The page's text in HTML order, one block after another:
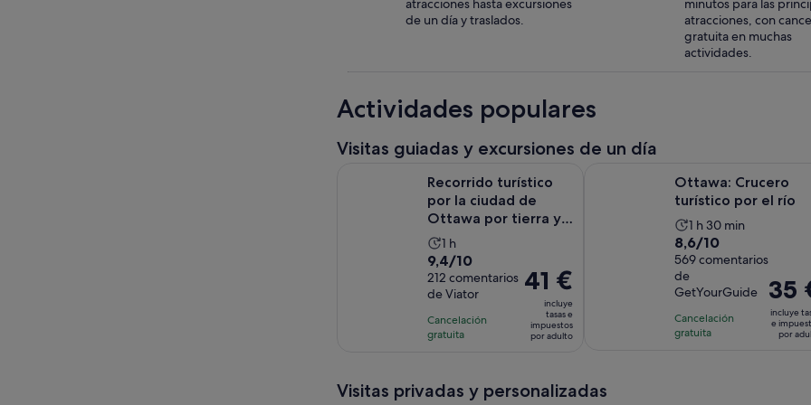
atracciones hasta excursiones
de un día y traslados.
minutos para las
atracciones, con
gratuita en muchas
actividades.
Actividades populares
Visitas guiadas y excursiones de un día
Recorrido turístico
por la ciudad de
Ottawa por tierra y
agua
La
duración
de
la
actividad
es
1 h
9.4
sobre
10
con
212
9,4/10
212 comentarios
de Viator
Cancelación
gratuita
El
precio
de
adulto
41 €
incluye
tasas e
impuestos
por adulto
Ottawa: Crucero
turístico por el río
La
duración
de
la
actividad
es
de
1 h 30 min
8.6
sobre
10
con
569
comentarios
8,6/10
569 comentarios
de
GetYourGuide
Cancelación
gratuita
El
precio
es
de
35
incluye
e
por
Visitas privadas y personalizadas